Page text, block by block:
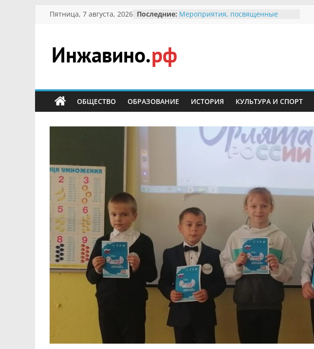
Перейти
Пятница, 7 августа, 2026 Последние: Мероприятия, посвященные
Безопасность в сети Интернет
Ученики приняли участие в
мероприятии «Сохраним
В вольере Воронинского
заповедника родились крапчатые
Инжавино.рф
сельский
портал
ОБЩЕСТВО ОБРАЗОВАНИЕ ИСТОРИЯ КУЛЬТУРА И СПОРТ